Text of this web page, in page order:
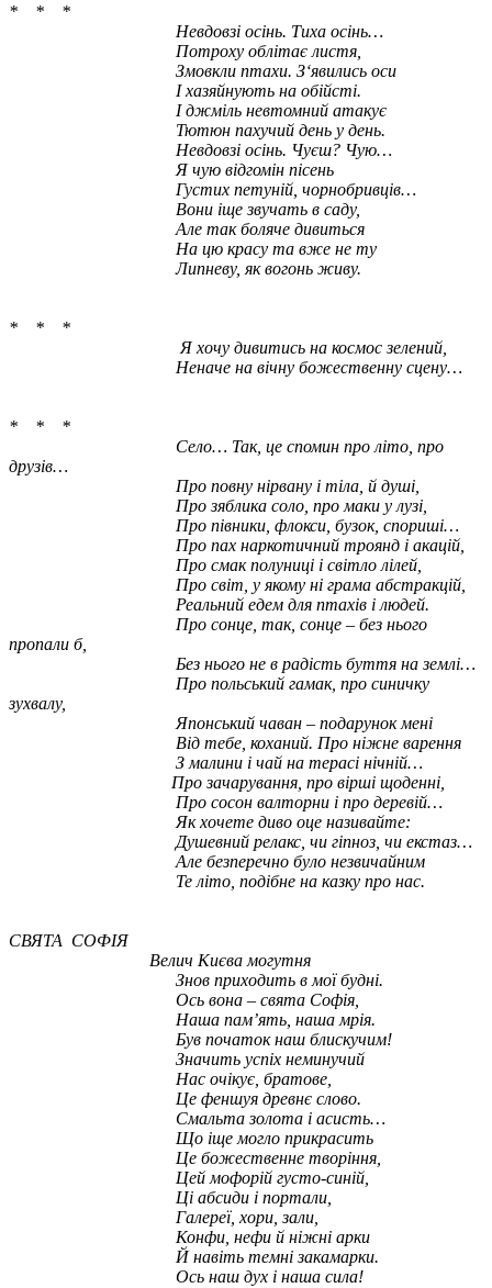
* * *
Невдовзі осінь. Тиха осінь…
Потроху облітає листя,
Змовкли птахи. З‘явились оси
І хазяйнують на обійсті.
І джміль невтомний атакує
Тютюн пахучий день у день.
Невдовзі осінь. Чуєш? Чую…
Я чую відгомін пісень
Густих петуній, чорнобривців…
Вони іще звучать в саду,
Але так боляче дивиться
На цю красу та вже не ту
Липневу, як вогонь живу.
* * *
Я хочу дивитись на космос зелений,
Неначе на вічну божественну сцену…
* * *
Село… Так, це спомин про літо, про
друзів…
Про повну нірвану і тіла, й душі,
Про зяблика соло, про маки у лузі,
Про півники, флокси, бузок, спориші…
Про пах наркотичний троянд і акацій,
Про смак полуниці і світло лілей,
Про світ, у якому ні грама абстракцій,
Реальний едем для птахів і людей.
Про сонце, так, сонце – без нього
пропали б,
Без нього не в радість буття на землі…
Про польський гамак, про синичку
зухвалу,
Японський чаван – подарунок мені
Від тебе, коханий. Про ніжне варення
З малини і чай на терасі нічній…
Про зачарування, про вірші щоденні,
Про сосон валторни і про деревій…
Як хочете диво оце називайте:
Душевний релакс, чи гіпноз, чи екстаз…
Але безперечно було незвичайним
Те літо, подібне на казку про нас.
СВЯТА СОФІЯ
Велич Києва могутня
Знов приходить в мої будні.
Ось вона – свята Софія,
Наша пам’ять, наша мрія.
Був початок наш блискучим!
Значить успіх неминучий
Нас очікує, братове,
Це феншуя древнє слово.
Смальта золота і асисть…
Що іще могло прикрасить
Це божественне творіння,
Цей мофорій густо-синій,
Ці абсиди і портали,
Галереї, хори, зали,
Конфи, нефи й ніжні арки
Й навіть темні закамарки.
Ось наш дух і наша сила!